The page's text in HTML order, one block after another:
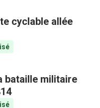
cyclable allée
bataille militaire